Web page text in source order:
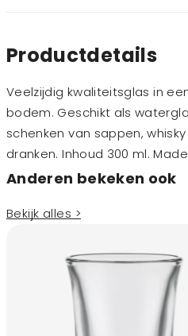
Productdetails
Veelzijdig kwaliteitsglas in
bodem. Geschikt als
schenken van sappen,
dranken. Inhoud 300 ml.
Anderen bekeken ook
Bekijk alles >